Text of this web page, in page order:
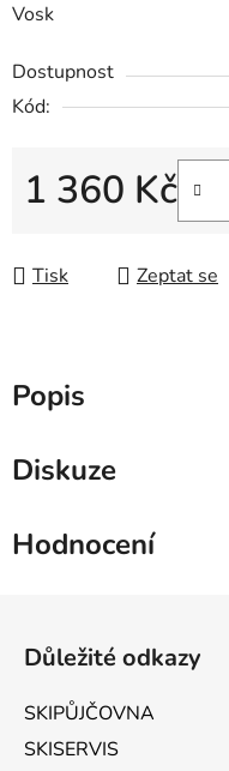
Vosk
Dostupnost
Kód:
1 360 Kč
Tisk Zeptat se
Popis
Diskuze
Hodnocení
Důležité odkazy
SKIPŮJČOVNA
SKISERVIS